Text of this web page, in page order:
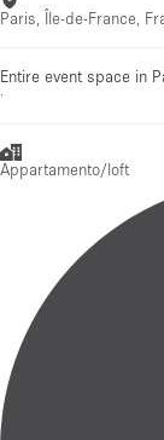
Paris, Île-de-France,
Entire event space in
·
Appartamento/loft